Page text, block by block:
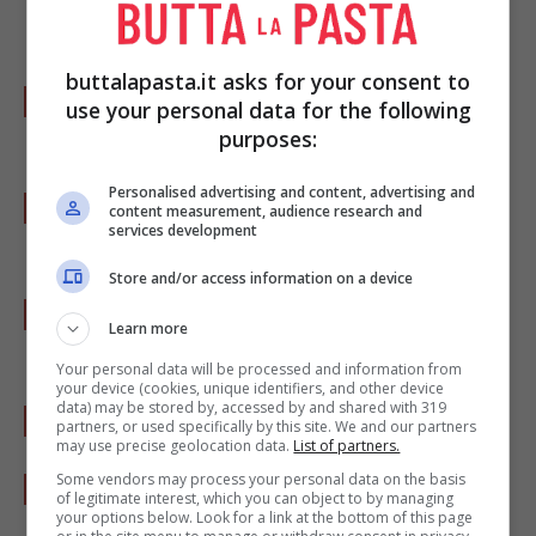
dinuovo tutto in frigo per 3 ore.
Fate ammorbidire la gelatina in fogli in
acqua fredda per un quarto d’ora.
Lavate lafruttache avete scelto e poi
asciugatela, sbucciatela e frullatela.
Mettete in un pentolino 20 gr di
50 ml di
Aggiungete lagelatinae fatela sciogliere.
Togliete dal fuoco e suddividete nelle 2
ciotoline con lafrutta frullata, mescolate
buttalapasta.it asks for your consent to
use your personal data for the following
purposes:
Personalised advertising and content, advertising and
content measurement, audience research and
services development
Store and/or access information on a device
Learn more
Your personal data will be processed and information from
your device (cookies, unique identifiers, and other device
data) may be stored by, accessed by and shared with 319
partners, or used specifically by this site. We and our partners
may use precise geolocation data. List of partners.
Some vendors may process your personal data on the basis
of legitimate interest, which you can object to by managing
your options below. Look for a link at the bottom of this page